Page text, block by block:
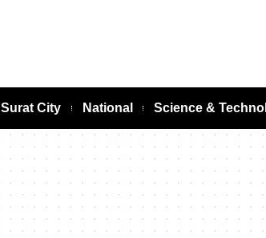
Surat City National Science &